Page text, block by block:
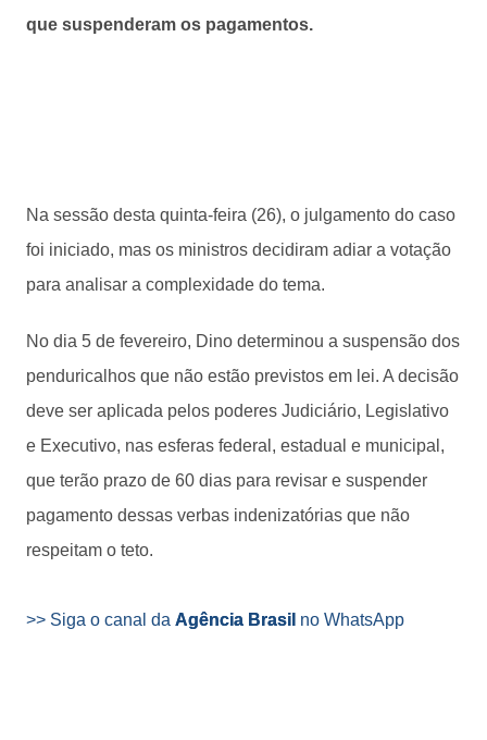
que suspenderam os pagamentos.
Na sessão desta quinta-feira (26), o julgamento do caso
foi iniciado, mas os ministros decidiram adiar a votação
para analisar a complexidade do tema.
No dia 5 de fevereiro, Dino determinou a suspensão dos
penduricalhos que não estão previstos em lei. A decisão
deve ser aplicada pelos poderes Judiciário, Legislativo
e Executivo, nas esferas federal, estadual e municipal,
que terão prazo de 60 dias para revisar e suspender
pagamento dessas verbas indenizatórias que não
respeitam o teto.
>> Siga o canal da Agência Brasil no WhatsApp